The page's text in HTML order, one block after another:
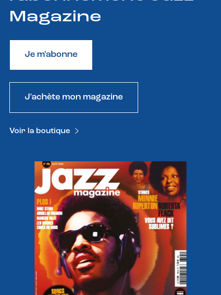
Magazine
Je m'abonne
J'achète mon magazine
Voir la boutique